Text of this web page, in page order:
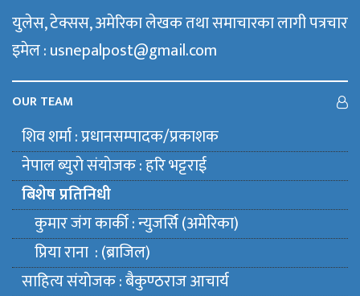
युलेस, टेक्सस, अमेरिका लेखक तथा समाचारका लागी पत्रचार
इमेल : usnepalpost@gmail.com
OUR TEAM
शिव शर्मा : प्रधानसम्पादक/प्रकाशक
नेपाल ब्युराे संयाेजक : हरि भट्टराई
बिशेष प्रतिनिधी
कुमार जंग कार्की : न्युजर्सि (अमेरिका)
प्रिया राना : (ब्राजिल)
साहित्य संयाेजक : बैकुण्ठराज आचार्य